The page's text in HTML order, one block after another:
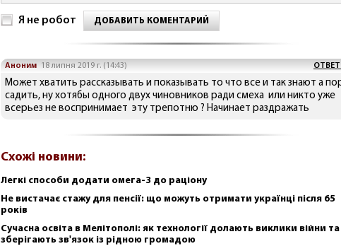
Я не робот ДОБАВИТЬ КОМЕНТАРИЙ
Аноним 18 липня 2019 г. (14:43)
Может хватить рассказывать и показывать то что все и так знают а
садить, ну хотябы одного двух чиновников ради смеха или никто уже
всерьез не воспринимает эту трепотню ? Начинает раздражать
Схожі новини:
Легкі способи додати омега-3 до раціону
Не вистачає стажу для пенсії: що можуть отримати українці після 65
років
Сучасна освіта в Мелітополі: як технології долають виклики війни та
зберігають зв'язок із рідною громадою